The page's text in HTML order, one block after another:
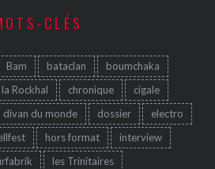
CLÉS
Bam bataclan
boumchaka
Rockhal
chronique
cigale
divan du monde dossier
electro
hors format
interview
les Trinitaires